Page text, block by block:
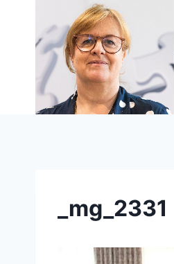
springen
_mg_2331